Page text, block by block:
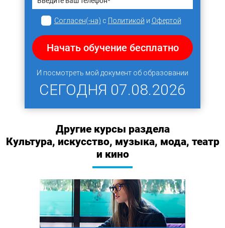
Согласен(-на) с Политикой и Офертой
Начать обучение бесплатно
И посмотреть мой документ об образовании
СЕГОДНЯ 07.08.2026
Другие курсы раздела
Культура, искусство, музыка, мода, театр
и кино